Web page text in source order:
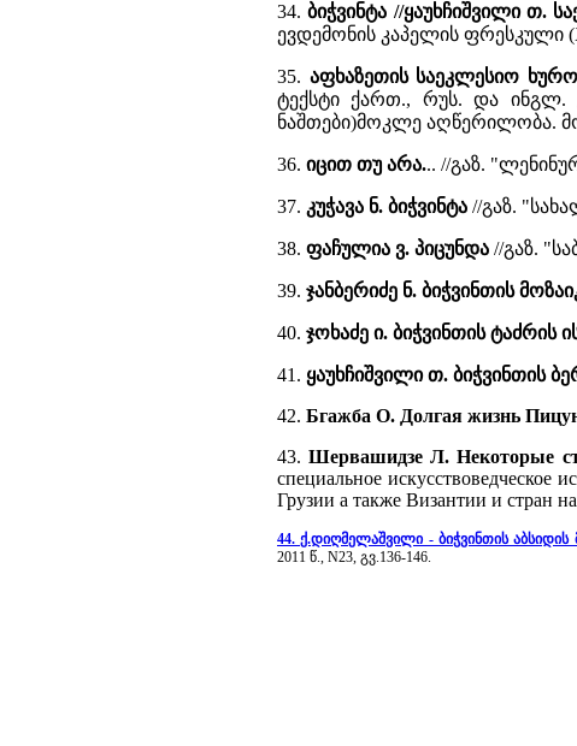
34.ბიჭვინტა //ყაუხჩიშვილი თ.
ევდემონის კაპელის
35. აფხაზეთის საეკლესიო
ტექსტი ქართ., რუს. და ინგლ.
ნაშთები)მოკლე აღწერილობა.
36. იცით თუ არა... //გაზ.
37. კუჭავა ნ. ბიჭვინტა //გაზ.
38. ფაჩულია ვ. პიცუნდა //გაზ.
39. ჯანბერიძე ნ. ბიჭვინთის
40. ჯოხაძე ი. ბიჭვინთის ტაძრის
41. ყაუხჩიშვილი თ. ბიჭვინთის
42. Бгажба О. Долгая жизнь
43.Шервашидзе Л. Некоторые
специальное искусствоведческое
Грузии а также Византии и стран
44. ქ.დიღმელაშვილი - ბიჭვინთის აბსიდის
2011 წ., N23, გვ.136-146.